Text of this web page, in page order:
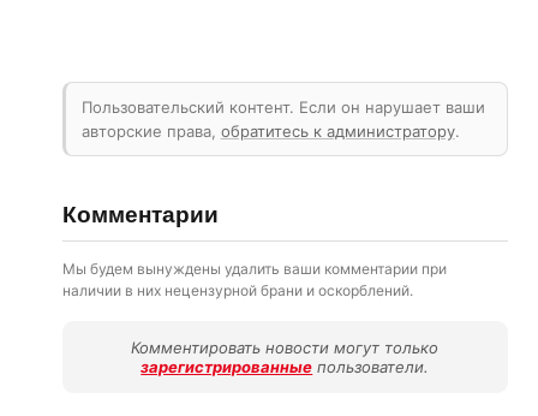
Пользовательский контент. Если он нарушает ваши
авторские права, обратитесь к администратору.
Комментарии
Мы будем вынуждены удалить ваши комментарии при
наличии в них нецензурной брани и оскорблений.
Комментировать новости могут только
зарегистрированные пользователи.